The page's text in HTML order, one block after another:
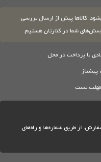
کالاها پیش از ارسال بررسی
شما در کنارتان هستیم.
از طریق شماره‌ها و راه‌های